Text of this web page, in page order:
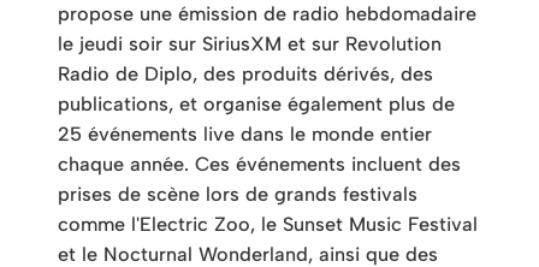
propose une émission de radio hebdomadaire
le jeudi soir sur SiriusXM et sur Revolution
Radio de Diplo, des produits dérivés, des
publications, et organise également plus de
25 événements live dans le monde entier
chaque année. Ces événements incluent des
prises de scène lors de grands festivals
comme l'Electric Zoo, le Sunset Music Festival
et le Nocturnal Wonderland, ainsi que des